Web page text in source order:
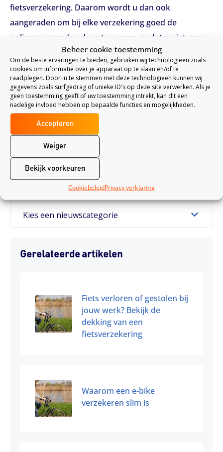
Beheer cookie toestemming
Om de beste ervaringen te bieden, gebruiken wij technologieën zoals
cookies om informatie over je apparaat op te slaan en/of te
raadplegen. Door in te stemmen met deze technologieën kunnen wij
gegevens zoals surfgedrag of unieke ID's op deze site verwerken. Als je
geen toestemming geeft of uw toestemming intrekt, kan dit een
nadelige invloed hebben op bepaalde functies en mogelijkheden.
Accepteren
Weiger
Bekijk voorkeuren
CookiebeleidPrivacy verklaring
fietsverzekering. Daarom wordt u dan ook
aangeraden om bij elke verzekering goed de
polisvoorwaarden door te nemen, zodat u niet voor
onverwachte verassingen komt te staan.
Wilt u precies weten welke verzekeraar wat in zijn
polis heeft staan. Neem dan een kijkje bij onze
fietsverzekeringenvergelijkingen. Wij hebben alle
verzekeraars voor u op een rijtje gezet, zodat u goed
kunt kijken waar u uw rijtuig wilt laten verzekeren.
Daarnaast is er ook nog
vinden om precies op de hoogte te zijn welke
onderdelen van uw fiets u allemaal kunt verzekeren.
Kies een nieuwscategorie
Gerelateerde artikelen
Fiets verloren of gestolen bij
jouw werk? Bekijk de
dekking van een
fietsverzekering
Waarom een e-bike
verzekeren slim is